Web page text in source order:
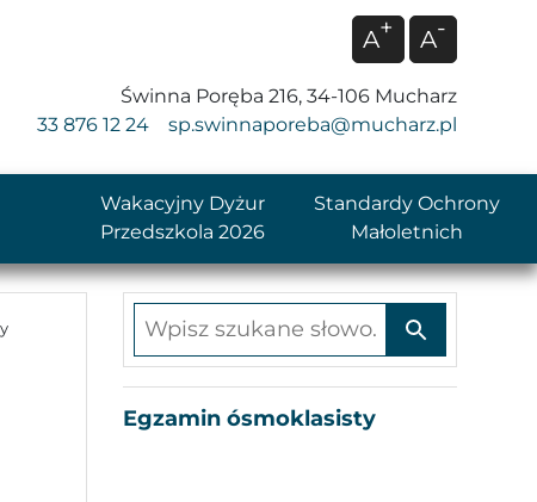
A+ A-
Świnna Poręba 216, 34-106 Mucharz
33 876 12 24
sp.swinnaporeba@mucharz.pl
Wakacyjny Dyżur
Przedszkola 2026
Standardy Ochrony
Małoletnich
Wpisz szukane słowo
Egzamin ósmoklasisty